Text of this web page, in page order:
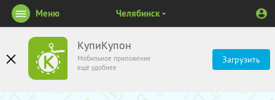
КупиКупон
Мобильное приложение
ещё удобнее
Загрузить
Меню Челябинск